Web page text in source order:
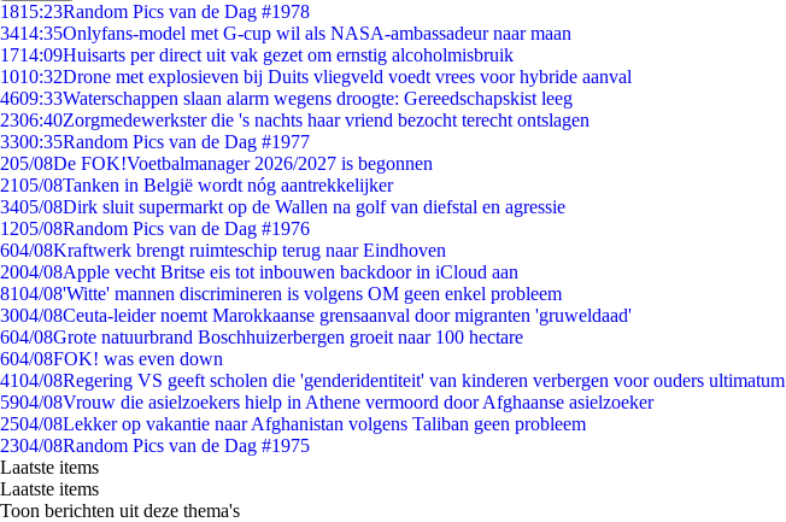
1815:23Random Pics van de Dag #1978
3414:35Onlyfans-model met G-cup wil als NASA-ambassadeur naar maan
1714:09Huisarts per direct uit vak gezet om ernstig alcoholmisbruik
1010:32Drone met explosieven bij Duits vliegveld voedt vrees voor hybride aanval
4609:33Waterschappen slaan alarm wegens droogte: Gereedschapskist leeg
2306:40Zorgmedewerkster die 's nachts haar vriend bezocht terecht ontslagen
3300:35Random Pics van de Dag #1977
205/08De FOK!Voetbalmanager 2026/2027 is begonnen
2105/08Tanken in België wordt nóg aantrekkelijker
3405/08Dirk sluit supermarkt op de Wallen na golf van diefstal en agressie
1205/08Random Pics van de Dag #1976
604/08Kraftwerk brengt ruimteschip terug naar Eindhoven
2004/08Apple vecht Britse eis tot inbouwen backdoor in iCloud aan
8104/08'Witte' mannen discrimineren is volgens OM geen enkel probleem
3004/08Ceuta-leider noemt Marokkaanse grensaanval door migranten 'gruweldaad'
604/08Grote natuurbrand Boschhuizerbergen groeit naar 100 hectare
604/08FOK! was even down
4104/08Regering VS geeft scholen die 'genderidentiteit' van kinderen verbergen voor ouders ultimatum
5904/08Vrouw die asielzoekers hielp in Athene vermoord door Afghaanse asielzoeker
2504/08Lekker op vakantie naar Afghanistan volgens Taliban geen probleem
2304/08Random Pics van de Dag #1975
Laatste items
Laatste items
Toon berichten uit deze thema's